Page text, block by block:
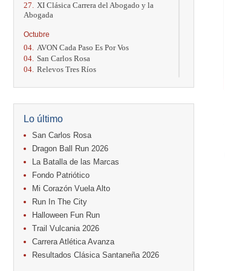
27.
XI Clásica Carrera del Abogado y la
Abogada
Octubre
04. AVON Cada Paso Es Por Vos
04. San Carlos Rosa
04. Relevos Tres Ríos
17. Caribe Paradise Run
Casa Turire Trail Run
18. Warriors Run Circuit
18. Samsung Jacó Beach Half Marathon
2026
KRun by Under Armour
25. Run Alajuela
31. Halloween Fun Run
15. Entre Pan y Rosas
Diciembre
06. Trail Vulcania 2026
Lo último
San Carlos Rosa
Dragon Ball Run 2026
La Batalla de las Marcas
Fondo Patriótico
Mi Corazón Vuela Alto
Run In The City
Halloween Fun Run
Trail Vulcania 2026
Carrera Atlética Avanza
Resultados Clásica Santaneña 2026